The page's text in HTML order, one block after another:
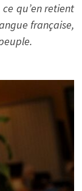
qu’en retient
française,